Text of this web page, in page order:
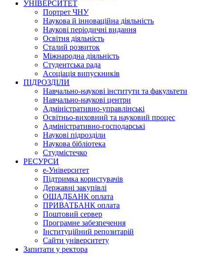
УНІВЕРСИТЕТ
Портрет ЧНУ
Наукова й інноваційна діяльність
Наукові періодичні видання
Освітня діяльність
Сталий розвиток
Міжнародна діяльність
Студентська рада
Асоціація випускників
ПІДРОЗДІЛИ
Навчально-наукові інститути та факультети
Навчально-наукові центри
Адміністративно-управлінські
Освітньо-виховний та науковий процес
Адміністративно-господарські
Наукові підрозділи
Наукова бібліотека
Студмістечко
РЕСУРСИ
е-Університет
Підтримка користувачів
Державні закупівлі
ОЩАДБАНК оплата
ПРИВАТБАНК оплата
Поштовий сервер
Програмне забезпечення
Інституційний репозитарій
Сайти університету
Запитати у ректора